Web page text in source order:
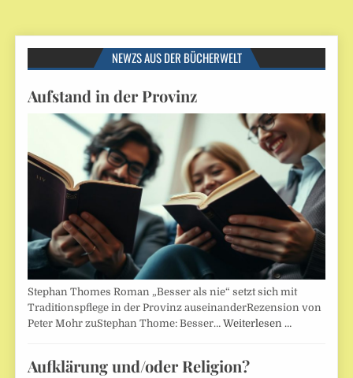
NEWZS AUS DER BÜCHERWELT
Aufstand in der Provinz
Stephan Thomes Roman „Besser als nie“ setzt sich mit
Traditionspflege in der Provinz auseinanderRezension von
Peter Mohr zuStephan Thome: Besser…Weiterlesen …
Aufklärung und/oder Religion?